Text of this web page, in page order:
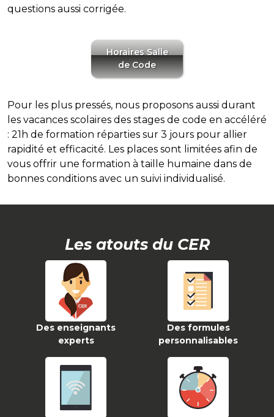
questions aussi corrigée.
Horaires Salle
de Code
Pour les plus pressés, nous proposons aussi durant
les vacances scolaires des stages de code en accéléré
: 21h de formation réparties sur 3 jours pour allier
rapidité et efficacité. Les places sont limitées afin de
vous offrir une formation à taille humaine dans de
bonnes conditions avec un suivi individualisé.
Les atouts du CER
Des enseignants
experts
Des formules
personnalisables